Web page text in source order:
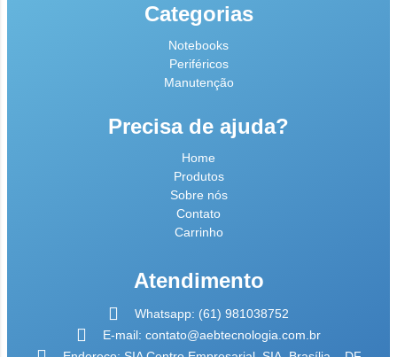
Categorias
Notebooks
Periféricos
Manutenção
Precisa de ajuda?
Home
Produtos
Sobre nós
Contato
Carrinho
Atendimento
Whatsapp: (61) 981038752
E-mail: contato@aebtecnologia.com.br